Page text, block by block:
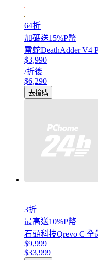
64折
加碼送15%P幣
雷蛇DeathAdder V4
$3,990
/折後
$6,290
去搶購
3折
最高送10%P幣
石頭科技Qrevo C 全
$9,999
$33,999